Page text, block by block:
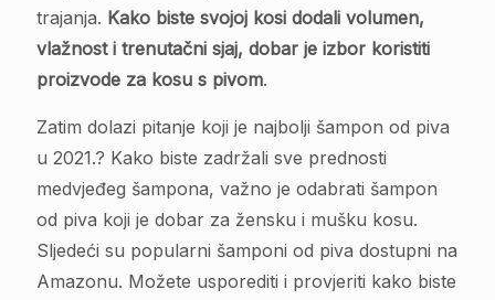
trajanja. Kako biste svojoj kosi dodali volumen,
vlažnost i trenutačni sjaj, dobar je izbor koristiti
proizvode za kosu s pivom.
Zatim dolazi pitanje koji je najbolji šampon od piva
u 2021.? Kako biste zadržali sve prednosti
medvjeđeg šampona, važno je odabrati šampon
od piva koji je dobar za žensku i mušku kosu.
Sljedeći su popularni šamponi od piva dostupni na
Amazonu. Možete usporediti i provjeriti kako biste